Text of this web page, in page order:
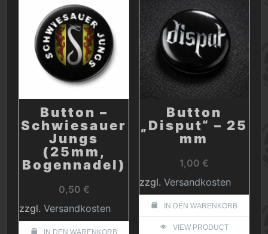
Optionen
können
auf
Produktseite
gewählt
Button –
Schwiesauer
Jungs
(25mm,
Bogennadel)
0,50 €
zzgl. Versandkosten
Button
„Disput“ – 25
mm
1,00 €
zzgl. Versandkosten
IN DEN WARENKORB
VIEW PRODUCT